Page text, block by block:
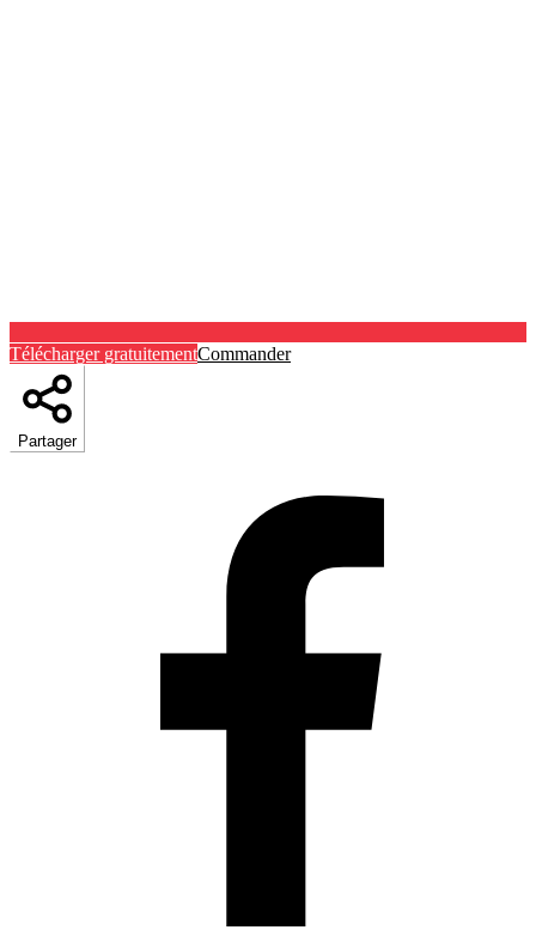
Télécharger gratuitementCommander
Partager